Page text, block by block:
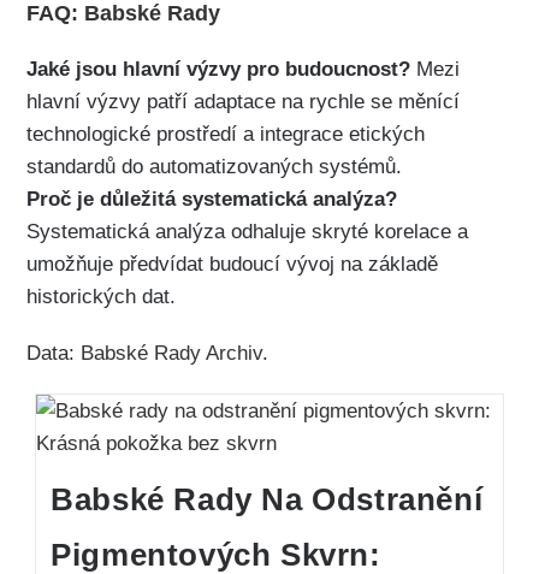
FAQ: Babské Rady
Jaké jsou hlavní výzvy pro budoucnost? Mezi
hlavní výzvy patří adaptace na rychle se měnící
technologické prostředí a integrace etických
standardů do automatizovaných systémů.
Proč je důležitá systematická analýza?
Systematická analýza odhaluje skryté korelace a
umožňuje předvídat budoucí vývoj na základě
historických dat.
Data: Babské Rady Archiv.
Babské Rady Na Odstranění
Pigmentových Skvrn: